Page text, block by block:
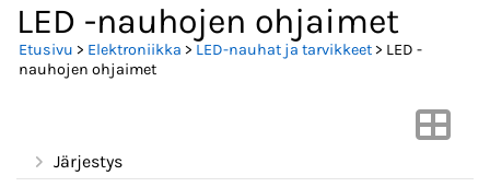
LED -nauhojen ohjaimet
Etusivu > Elektroniikka > LED-nauhat ja tarvikkeet> LED -
nauhojen ohjaimet
Järjestys